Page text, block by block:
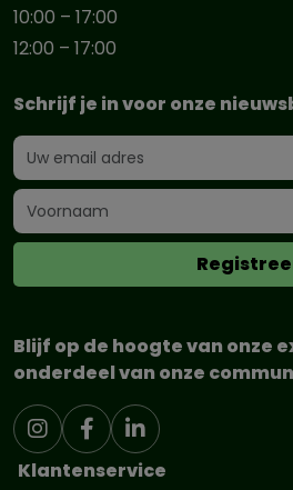
10:00 – 17:00
12:00 – 17:00
Schrijf je in voor onze
Blijf op de hoogte van onze
onderdeel van onze
Klantenservice